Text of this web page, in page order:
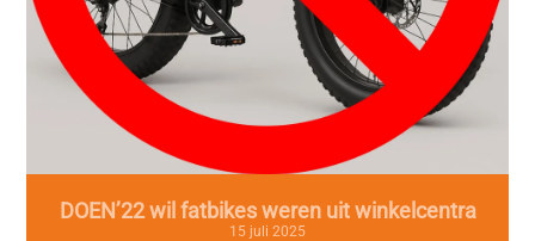
DOEN’22 wil fatbikes weren uit winkelcentra
15 juli 2025